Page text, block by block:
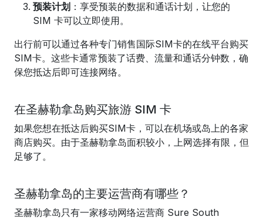
预装计划 ：享受预装的数据和通话计划，让您的
SIM 卡可以立即使用。
出行前可以通过各种专门销售国际SIM卡的在线平台购买
SIM卡。这些卡通常预装了话费、流量和通话分钟数，确
保您抵达后即可连接网络。
在圣赫勒拿岛购买旅游 SIM 卡
如果您想在抵达后购买SIM卡，可以在机场或岛上的各家
商店购买。由于圣赫勒拿岛面积较小，上网选择有限，但
足够了。
圣赫勒拿岛的主要运营商有哪些？
圣赫勒拿岛只有一家移动网络运营商 Sure South